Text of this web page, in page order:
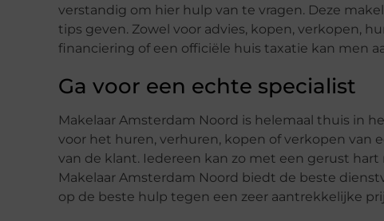
verstandig om hier hulp van te vragen. Deze
tips geven. Zowel voor advies, kopen, verkopen,
financiering of een officiële huis taxatie kan men
Ga voor een echte specialist
Makelaar Amsterdam Noord is helemaal thuis in
voor het huren, verhuren, kopen of verkopen van
van de klant. Iedereen kan zo met een gerust
Makelaar Amsterdam Noord biedt de beste
op de beste hulp tegen een zeer aantrekkelijke